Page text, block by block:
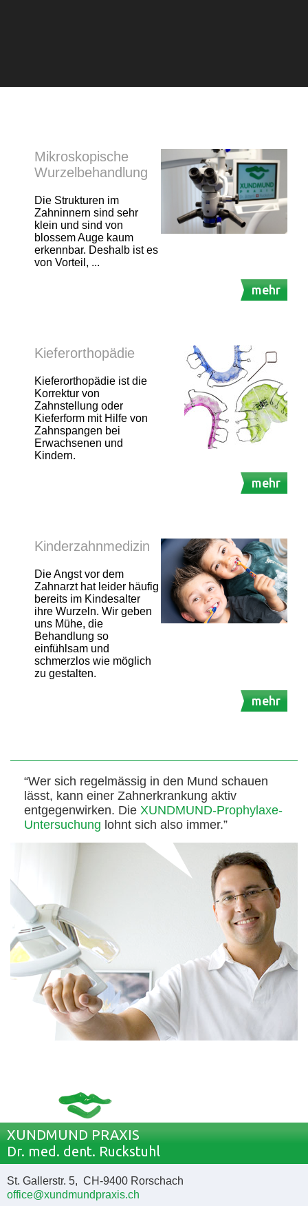
Mikroskopische
Wurzelbehandlung
Die Strukturen im
Zahninnern sind sehr
klein und sind von
blossem Auge kaum
erkennbar. Deshalb ist es
von Vorteil, ...
mehr
Kieferorthopädie
Kieferorthopädie ist die
Korrektur von
Zahnstellung oder
Kieferform mit Hilfe von
Zahnspangen bei
Erwachsenen und
Kindern.
mehr
Kinderzahnmedizin
Die Angst vor dem
Zahnarzt hat leider häufig
bereits im Kindesalter
ihre Wurzeln. Wir geben
uns Mühe, die
Behandlung so
einfühlsam und
schmerzlos wie möglich
zu gestalten.
mehr
“Wer sich regelmässig in den Mund schauen
lässt, kann einer Zahnerkrankung aktiv
entgegenwirken. Die XUNDMUND-Prophylaxe-
Untersuchung lohnt sich also immer.”
XUNDMUND PRAXIS
Dr. med. dent. Ruckstuhl
St. Gallerstr. 5, CH-9400 Rorschach
office@xundmundpraxis.ch